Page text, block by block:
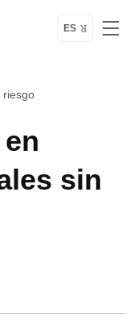
ES
riesgo
sin